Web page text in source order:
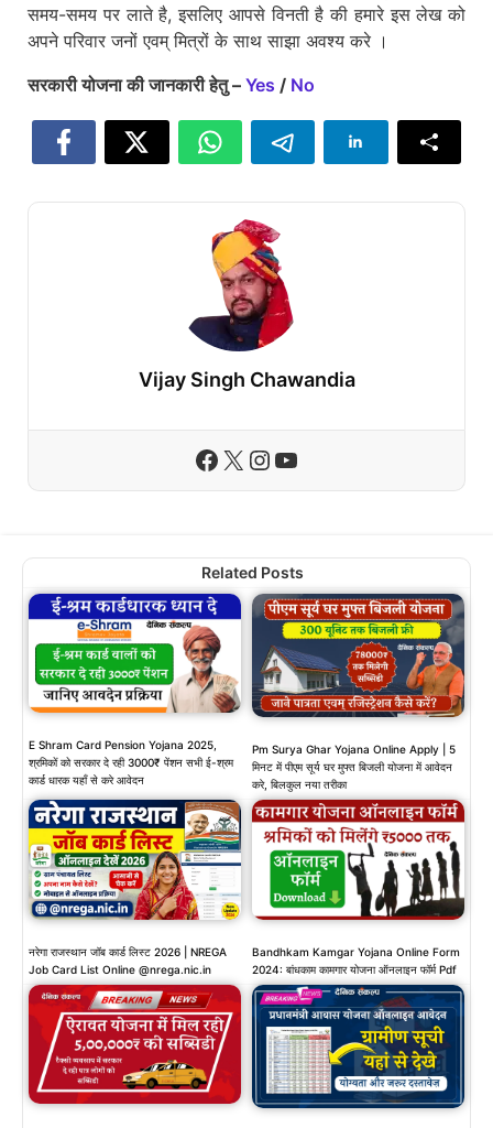
समय-समय पर लाते है, इसलिए आपसे विनती है की हमारे इस लेख को
अपने परिवार जनों एवम् मित्रों के साथ साझा अवश्य करे ।
सरकारी योजना की जानकारी हेतु – Yes / No
Vijay Singh Chawandia
Facebook
X Instagram
YouTube
Related Posts
E Shram Card Pension Yojana 2025,
श्रमिकों को सरकार दे रही 3000₹ पेंशन सभी ई-श्रम
कार्ड धारक यहाँ से करे आवेदन
Pm Surya Ghar Yojana Online Apply | 5
मिनट में पीएम सूर्य घर मुफ्त बिजली योजना में आवेदन
करे, बिलकुल नया तरीका
नरेगा राजस्थान जॉब कार्ड लिस्ट 2026 | NREGA
Job Card List Online @nrega.nic.in
Bandhkam Kamgar Yojana Online Form
2024: बांधकाम कामगार योजना ऑनलाइन फॉर्म Pdf